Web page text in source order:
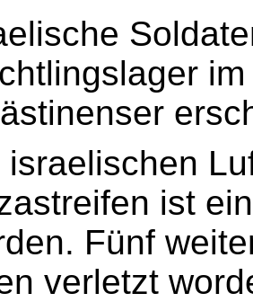
israelischen
ist
Fünf
verletzt